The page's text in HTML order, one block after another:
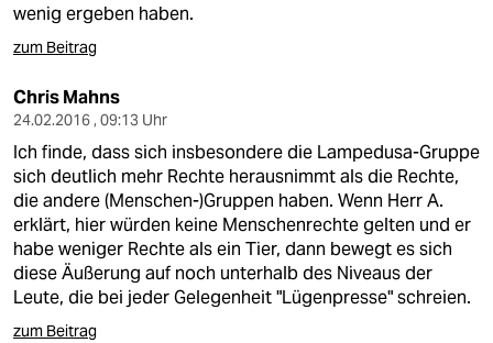
wenig ergeben haben.
zum Beitrag
Chris Mahns
24.02.2016 , 09:13 Uhr
Ich finde, dass sich insbesondere die Lampedusa-Gruppe
sich deutlich mehr Rechte herausnimmt als die Rechte,
die andere (Menschen-)Gruppen haben. Wenn Herr A.
erklärt, hier würden keine Menschenrechte gelten und er
habe weniger Rechte als ein Tier, dann bewegt es sich
diese Äußerung auf noch unterhalb des Niveaus der
Leute, die bei jeder Gelegenheit "Lügenpresse" schreien.
zum Beitrag